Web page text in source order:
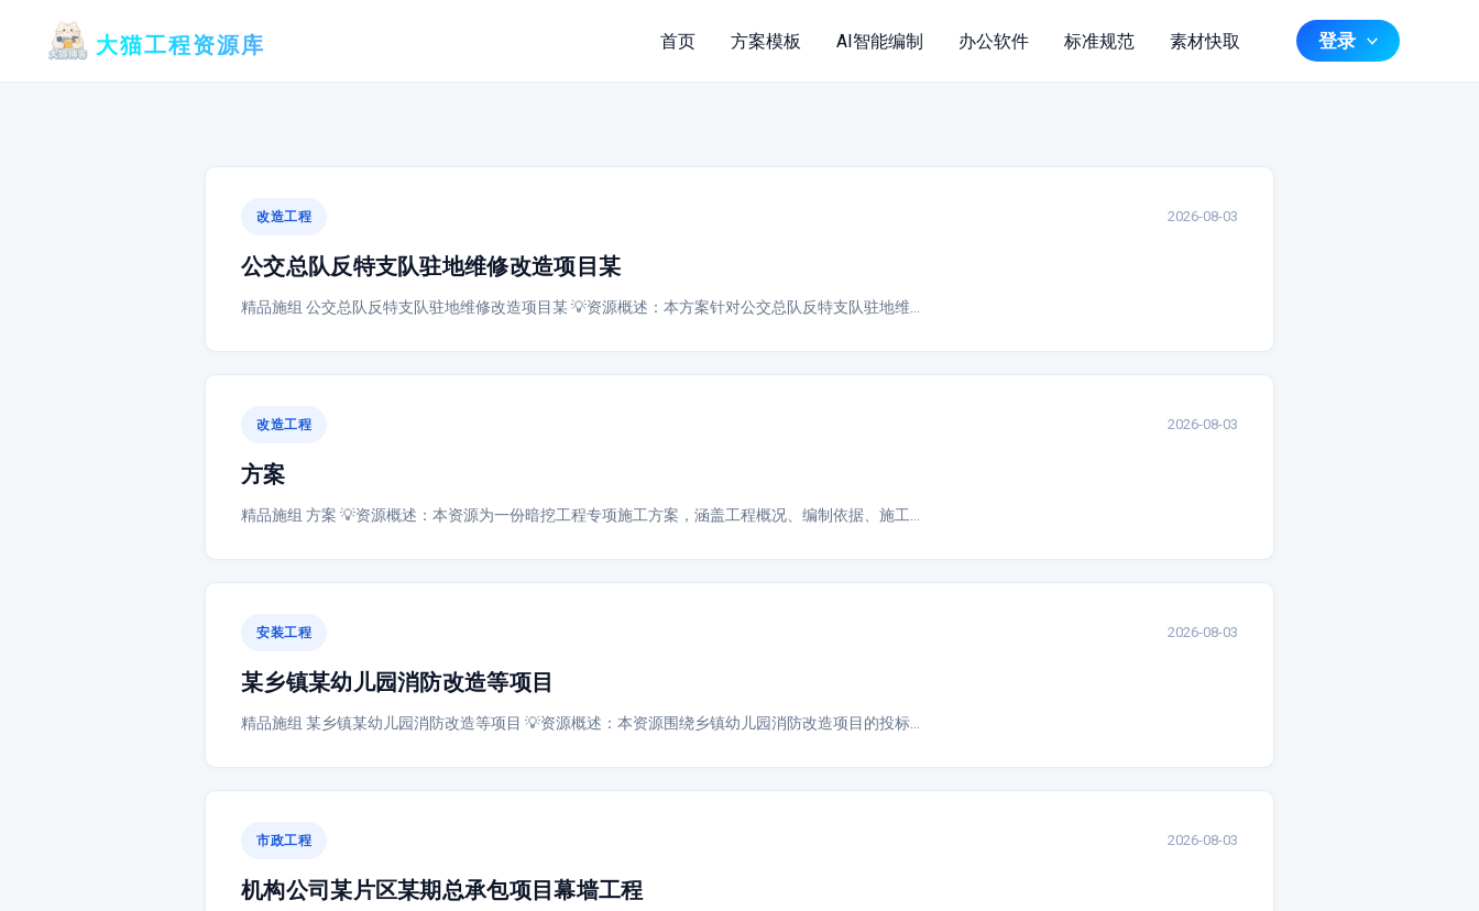
大猫工程资源库 首页 方案模板 AI智能编制 办公软件 标准规范 素材快取 登录
改造工程 2026-08-03
公交总队反特支队驻地维修改造项目某
精品施组 公交总队反特支队驻地维修改造项目某 💡资源概述：本方案针对公交总队反特支队驻地维…
改造工程 2026-08-03
方案
精品施组 方案 💡资源概述：本资源为一份暗挖工程专项施工方案，涵盖工程概况、编制依据、施工…
安装工程 2026-08-03
某乡镇某幼儿园消防改造等项目
精品施组 某乡镇某幼儿园消防改造等项目 💡资源概述：本资源围绕乡镇幼儿园消防改造项目的投标…
市政工程 2026-08-03
机构公司某片区某期总承包项目幕墙工程